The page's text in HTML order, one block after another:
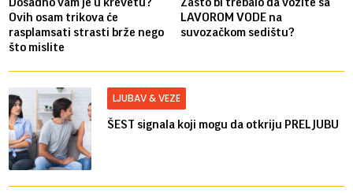
Dosadno vam je u krevetu?
Ovih osam trikova će
rasplamsati strasti brže nego
što mislite
Zašto bi trebalo da vozite sa
LAVOROM VODE na
suvozačkom sedištu?
LJUBAV & VEZE
ŠEST signala koji mogu da otkriju PRELJUBU